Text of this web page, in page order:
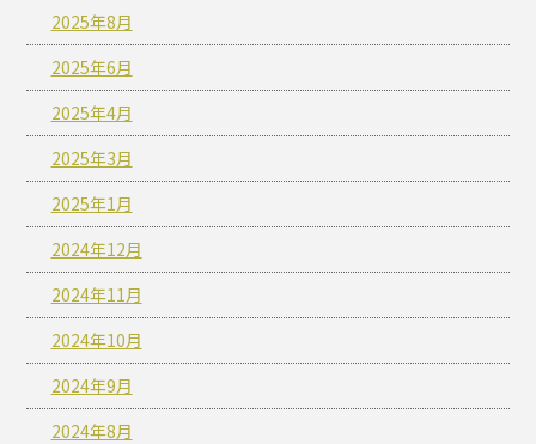
2025年8月
2025年6月
2025年4月
2025年3月
2025年1月
2024年12月
2024年11月
2024年10月
2024年9月
2024年8月